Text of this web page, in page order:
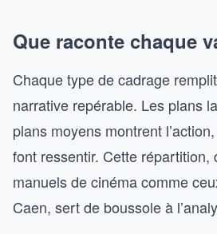
Que raconte chaque
Chaque type de cadrage
narrative repérable. Les plans
plans moyens montrent
font ressentir. Cette répartition,
manuels de cinéma comme
Caen, sert de boussole à